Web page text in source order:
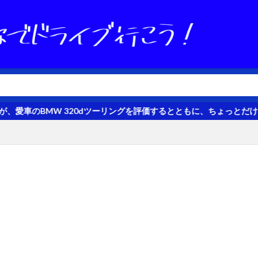
リングを評価するとともに、ちょっとだけ日々を楽しくするクル